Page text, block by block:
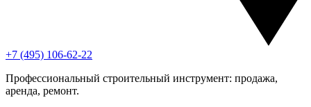
+7 (495) 106-62-22
Профессиональный строительный инструмент: продажа,
аренда, ремонт.